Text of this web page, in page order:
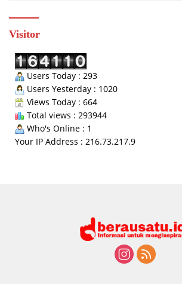
Visitor
Users Today : 293
Users Yesterday : 1020
Views Today : 664
Total views : 293944
Who's Online : 1
Your IP Address : 216.73.217.9